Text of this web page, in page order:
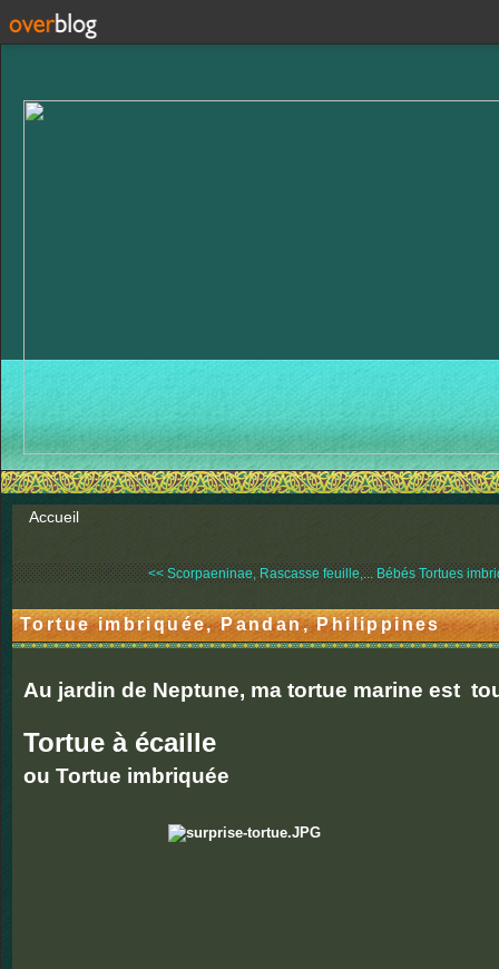
Accueil
<< Scorpaeninae, Rascasse feuille,... Bébés Tortues
Tortue imbriquée, Pandan, Philippines
Au jardin de Neptune, ma tortue marine est
Tortue à écaille
ou Tortue imbriquée